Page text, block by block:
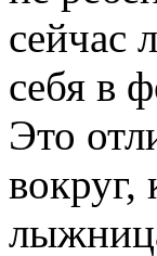
сейчас
себя в
Это